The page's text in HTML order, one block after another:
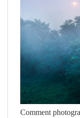
Comment